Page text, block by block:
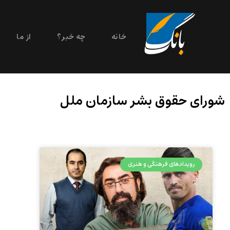
خانه چه خبر؟ از ما
شورای حقوق بشر سازمان ملل
رویدادهای فرهنگی و هنری